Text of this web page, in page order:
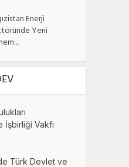
Enerji
Yeni
İşbirliği Vakfı
Türk Devlet ve